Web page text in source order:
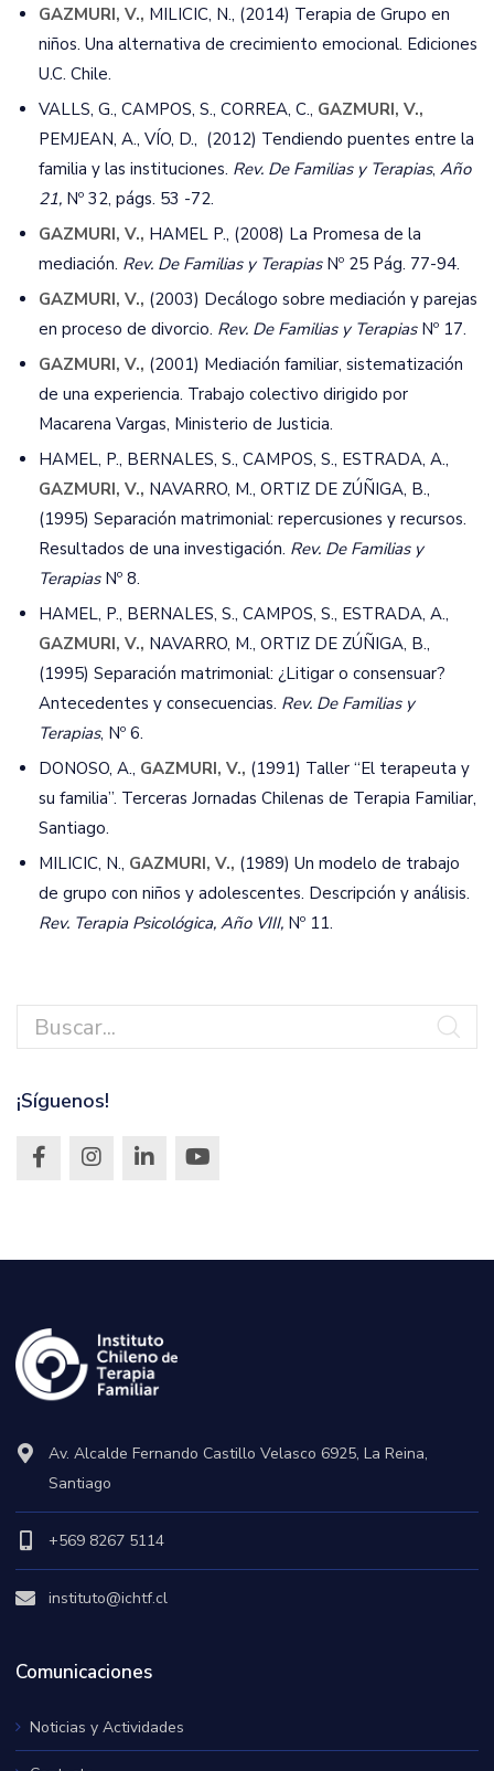
GAZMURI, V., MILICIC, N., (2014) Terapia de Grupo en
niños. Una alternativa de crecimiento emocional. Ediciones
U.C. Chile.
VALLS, G., CAMPOS, S., CORREA, C., GAZMURI, V.,
PEMJEAN, A., VÍO, D., (2012) Tendiendo puentes entre la
familia y las instituciones. Rev. De Familias y Terapias, Año
21, Nº 32, págs. 53 -72.
GAZMURI, V., HAMEL P., (2008) La Promesa de la
mediación. Rev. De Familias y TerapiasNº 25 Pág. 77-94.
GAZMURI, V., (2003) Decálogo sobre mediación y parejas
en proceso de divorcio. Rev. De Familias y TerapiasNº 17.
GAZMURI, V., (2001) Mediación familiar, sistematización
de una experiencia. Trabajo colectivo dirigido por
Macarena Vargas, Ministerio de Justicia.
HAMEL, P., BERNALES, S., CAMPOS, S., ESTRADA, A.,
GAZMURI, V., NAVARRO, M., ORTIZ DE ZÚÑIGA, B.,
(1995) Separación matrimonial: repercusiones y recursos.
Resultados de una investigación. Rev. De Familias y
TerapiasNº 8.
HAMEL, P., BERNALES, S., CAMPOS, S., ESTRADA, A.,
GAZMURI, V., NAVARRO, M., ORTIZ DE ZÚÑIGA, B.,
(1995) Separación matrimonial: ¿Litigar o consensuar?
Antecedentes y consecuencias. Rev. De Familias y
Terapias, Nº 6.
DONOSO, A., GAZMURI, V., (1991) Taller “El terapeuta y
su familia”. Terceras Jornadas Chilenas de Terapia Familiar,
Santiago.
MILICIC, N., GAZMURI, V., (1989) Un modelo de trabajo
de grupo con niños y adolescentes. Descripción y análisis.
Rev. Terapia Psicológica, Año VIII, Nº 11.
¡Síguenos!
Av. Alcalde Fernando Castillo Velasco 6925, La Reina,
Santiago
+569 8267 5114
instituto@ichtf.cl
Comunicaciones
Noticias y Actividades